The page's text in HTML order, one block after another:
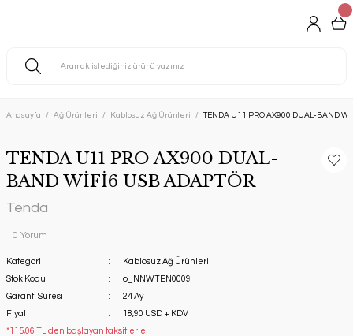
Anasayfa Ağ Ürünleri Kablosuz Ağ Ürünleri TENDA U11 PRO AX900 DUAL-BAND
TENDA U11 PRO AX900 DUAL-
BAND WİFİ6 USB ADAPTÖR
Tenda
0 Yorum
Kategori
Kablosuz Ağ Ürünleri
Stok Kodu
o_NNWTEN0009
Garanti Süresi
24 Ay
Fiyat
18,90 USD + KDV
*115,06 TL den başlayan taksitlerle!